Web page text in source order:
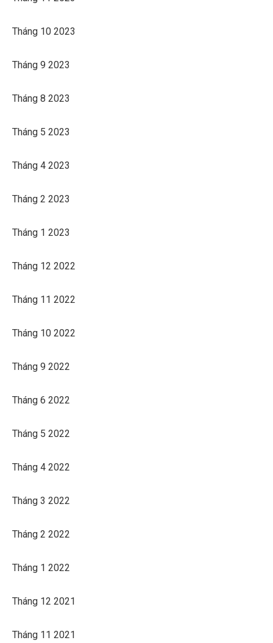
Tháng 10 2023
Tháng 9 2023
Tháng 8 2023
Tháng 5 2023
Tháng 4 2023
Tháng 2 2023
Tháng 1 2023
Tháng 12 2022
Tháng 11 2022
Tháng 10 2022
Tháng 9 2022
Tháng 6 2022
Tháng 5 2022
Tháng 4 2022
Tháng 3 2022
Tháng 2 2022
Tháng 1 2022
Tháng 12 2021
Tháng 11 2021